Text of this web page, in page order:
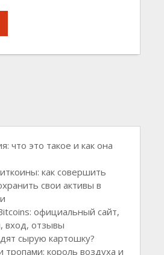
что это такое и как она
как совершить
свои активы в
официальный сайт,
вход, отзывы
сырую картошку?
король воздуха и